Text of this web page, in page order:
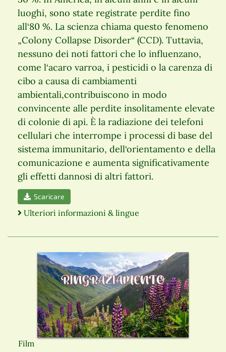
luoghi, sono state registrate perdite fino
all‘80 %. La scienza chiama questo fenomeno
„Colony Collapse Disorder“ (CCD). Tuttavia,
nessuno dei noti fattori che lo influenzano,
come l‘acaro varroa, i pesticidi o la carenza di
cibo a causa di cambiamenti
ambientali,contribuiscono in modo
convincente alle perdite insolitamente elevate
di colonie di api. È la radiazione dei telefoni
cellulari che interrompe i processi di base del
sistema immunitario, dell‘orientamento e della
comunicazione e aumenta significativamente
gli effetti dannosi di altri fattori.
Scaricare
Ulteriori informazioni & lingue
Film